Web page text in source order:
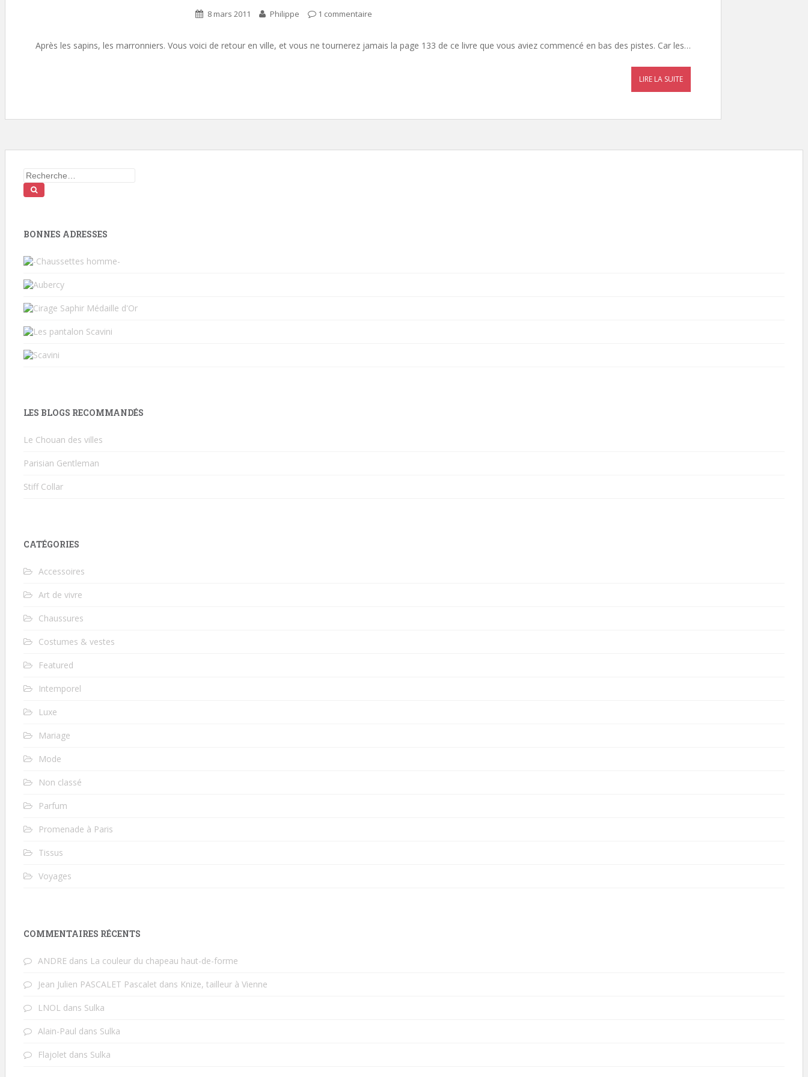
8 mars 2011 Philippe 1 commentaire
Après les sapins, les marronniers. Vous voici de retour en ville, et vous ne tournerez jamais la page 133 de ce livre que vous aviez commencé en bas des pistes. Car les…
LIRE LA SUITE
Search
for:
BONNES ADRESSES
LES BLOGS RECOMMANDÉS
Le Chouan des villes
Parisian Gentleman
Stiff Collar
CATÉGORIES
Accessoires
Art de vivre
Chaussures
Costumes & vestes
Featured
Intemporel
Luxe
Mariage
Mode
Non classé
Parfum
Promenade à Paris
Tissus
Voyages
COMMENTAIRES RÉCENTS
ANDRE dans La couleur du chapeau haut-de-forme
Jean Julien PASCALET Pascalet dans Knize, tailleur à Vienne
LNOL dans Sulka
Alain-Paul dans Sulka
Flajolet dans Sulka